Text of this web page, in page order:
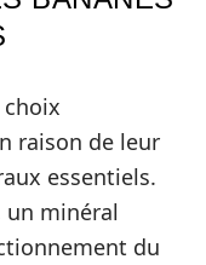
raison de leur
essentiels.
un minéral
du